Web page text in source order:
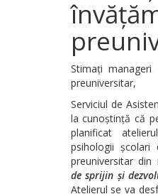
Stimați
preuniversitar,
Serviciul de
la cunoștință că
planificat
psihologii școlari
preuniversitar
de sprijin și
Atelierul se va